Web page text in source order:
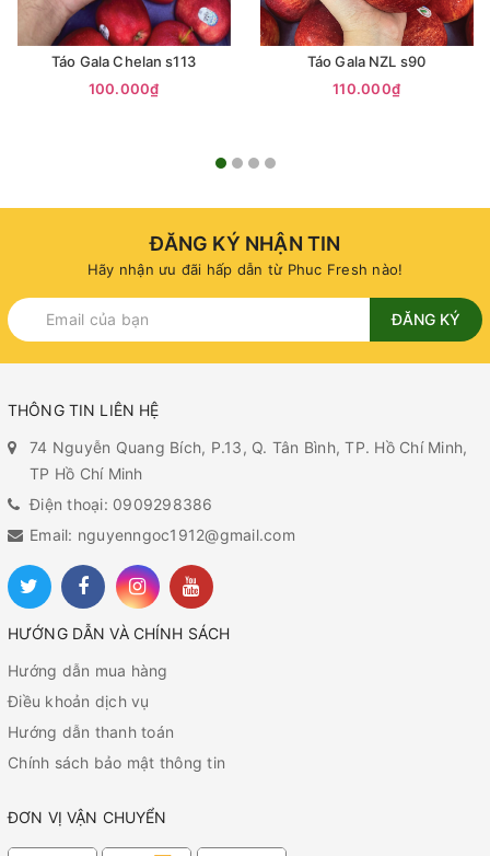
Táo Gala Chelan s113
100.000₫
Táo Gala NZL s90
110.000₫
ĐĂNG KÝ NHẬN TIN
Hãy nhận ưu đãi hấp dẫn từ Phuc Fresh nào!
ĐĂNG KÝ
THÔNG TIN LIÊN HỆ
74 Nguyễn Quang Bích, P.13, Q. Tân Bình, TP. Hồ Chí Minh,
TP Hồ Chí Minh
Điện thoại: 0909298386
Email: nguyenngoc1912@gmail.com
HƯỚNG DẪN VÀ CHÍNH SÁCH
Hướng dẫn mua hàng
Điều khoản dịch vụ
Hướng dẫn thanh toán
Chính sách bảo mật thông tin
ĐƠN VỊ VẬN CHUYỂN